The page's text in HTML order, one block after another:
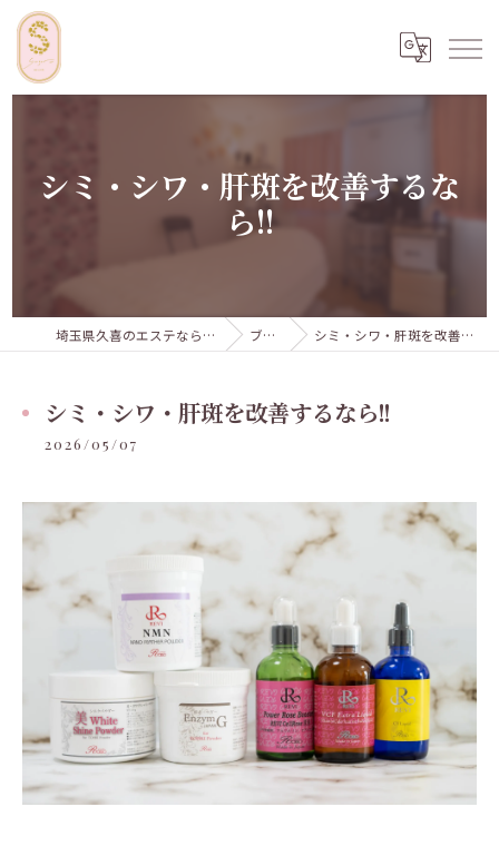
シミ・シワ・肝斑を改善するな
ら!!
埼玉県久喜のエステならSugar...iyr ブログ シミ・シワ・肝斑を改善するなら!!
シミ・シワ・肝斑を改善するなら!!
2026/05/07